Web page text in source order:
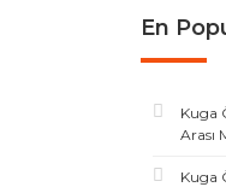
En
Kuga
Arası
Kuga